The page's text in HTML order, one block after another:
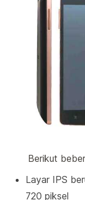
Berikut
Layar IPS
720 piksel